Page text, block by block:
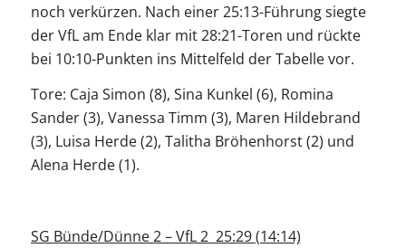
noch verkürzen. Nach einer 25:13-Führung siegte
der VfL am Ende klar mit 28:21-Toren und rückte
bei 10:10-Punkten ins Mittelfeld der Tabelle vor.
Tore: Caja Simon (8), Sina Kunkel (6), Romina
Sander (3), Vanessa Timm (3), Maren Hildebrand
(3), Luisa Herde (2), Talitha Bröhenhorst (2) und
Alena Herde (1).
SG Bünde/Dünne 2 – VfL 2 25:29 (14:14)